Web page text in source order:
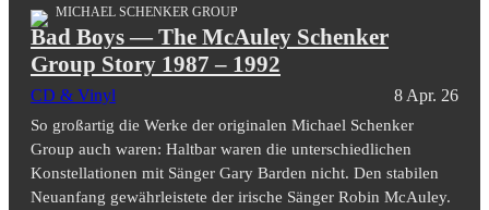
MICHAEL SCHENKER GROUP
Bad Boys — The McAuley Schenker
Group Story 1987 – 1992
CD & Vinyl 8 Apr. 26
So großartig die Werke der originalen Michael Schenker
Group auch waren: Haltbar waren die unterschiedlichen
Konstellationen mit Sänger Gary Barden nicht. Den stabilen
Neuanfang gewährleistete der irische Sänger Robin McAuley.